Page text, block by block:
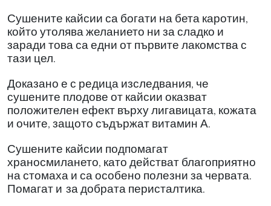
Сушените кайсии са богати на бета каротин,
който утолява желанието ни за сладко и
заради това са едни от първите лакомства с
тази цел.
Доказано е с редица изследвания, че
сушените плодове от кайсии оказват
положителен ефект върху лигавицата, кожата
и очите, защото съдържат витамин А.
Сушените кайсии подпомагат
храносмилането, като действат благоприятно
на стомаха и са особено полезни за червата.
Помагат и за добрата перисталтика.